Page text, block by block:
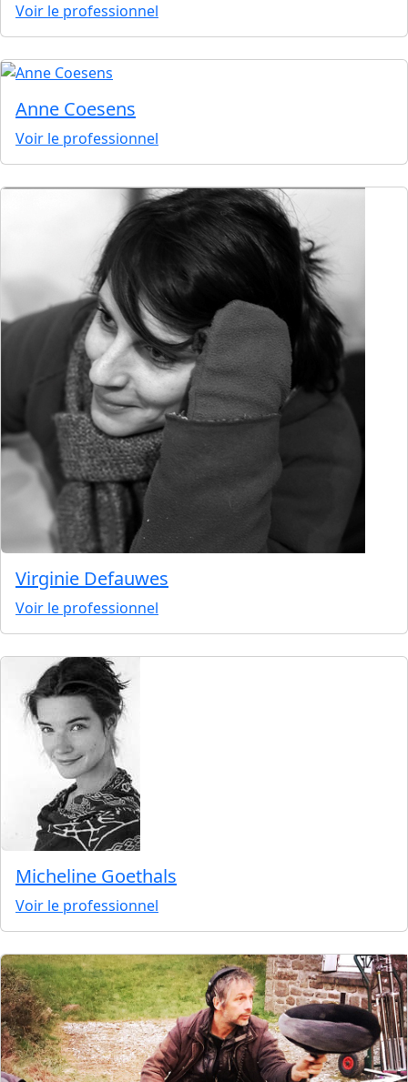
Voir le professionnel
Anne Coesens
Voir le professionnel
Virginie Defauwes
Voir le professionnel
Micheline Goethals
Voir le professionnel